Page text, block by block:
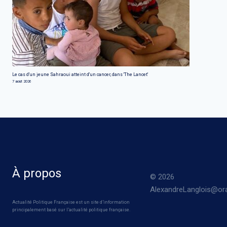
Le cas d'un jeune Sahraoui atteint d'un cancer, dans 'The Lancet'
7 août 2026
À propos
Actualité Politique Française est un site d’information
principalement basé sur l’actualité politique française.
© 2026